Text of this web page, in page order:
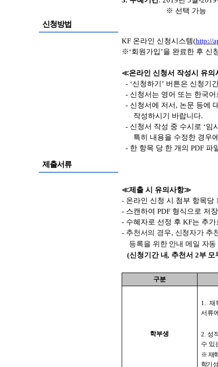
※ 선택 가능
신청방법
KF 온라인 신청시스템(http://
※‘회원가입’을 완료한 후 신
≪온라인 신청서 작성시 유의
- ‘신청하기 ’ 버튼은 신청기
- 신청서는 영어 또는 한국
- 신청서에 저서 , 논문 등에
작성하시기 바랍니다.
- 신청서 작성 중 수시로 ‘임
특히 내용을 수정한 경우
- 한 항목 당 한 개의 PDF 파
제출서류
≪제출 시 유의사항≫
- 온라인 신청 시 첨부 항목당
- 스캔하여 PDF 형식으로 저
- 수혜자로 선정 후 KF는 추가
- 추천서의 경우, 신청자가 추
등록을 위한 안내 메일 자동
(신청기간 내, 추천서 2부 모
구분
학부생
1.재
서류
2. 성
수 있
※ 재
학기